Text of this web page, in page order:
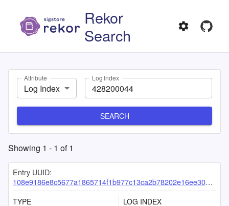
Rekor
Search
Attribute
Log Index
Log Index
SEARCH
Showing 1 - 1 of1
Entry UUID:
108e9186e8c5677a1865714f1b977c13ca2b78202e16ee30df01e303bc05c7c96520093752e50c64
TYPE
LOG INDEX